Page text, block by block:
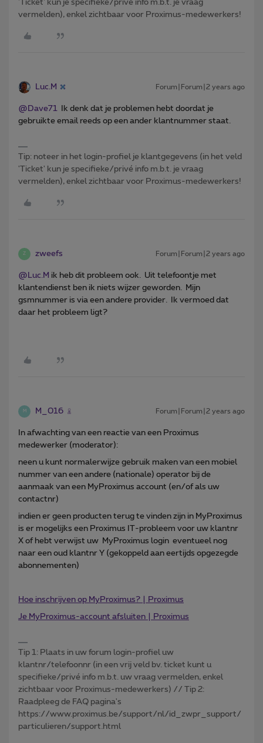
'Ticket' kun je specifieke/privé info m.b.t. je vraag
vermelden), enkel zichtbaar voor Proximus-medewerkers!
Luc.M Forum|Forum|2 years ago
@Dave71
Ik denk dat je problemen hebt doordat je
gebruikte email reeds op een ander klantnummer staat.
Tip: noteer in het login-profiel je klantgegevens (in het veld
'Ticket' kun je specifieke/privé info m.b.t. je vraag
vermelden), enkel zichtbaar voor Proximus-medewerkers!
Z zweefs Forum|Forum|2 years ago
@Luc.M ik heb dit probleem ook. Uit telefoontje met
klantendienst ben ik niets wijzer geworden. Mijn
gsmnummer is via een andere provider. Ik vermoed dat
daar het probleem ligt?
M M_016 Forum|Forum|2 years ago
In afwachting van een reactie van een Proximus
medewerker (moderator):
neen u kunt normalerwijze gebruik maken van een mobiel
nummer van een andere (nationale) operator bij de
aanmaak van een MyProximus account (en/of als uw
contactnr)
indien er geen producten terug te vinden zijn in MyProximus
is er mogelijks een Proximus IT-probleem voor uw klantnr
X of hebt verwijst uw MyProximus login eventueel nog
naar een oud klantnr Y (gekoppeld aan eertijds opgezegde
abonnementen)
Hoe inschrijven op MyProximus? | Proximus
Je MyProximus-account afsluiten | Proximus
Tip 1: Plaats in uw forum login-profiel uw
klantnr/telefoonnr (in een vrij veld bv. ticket kunt u
specifieke/privé info m.b.t. uw vraag vermelden, enkel
zichtbaar voor Proximus-medewerkers) // Tip 2:
Raadpleeg de FAQ pagina's
https://www.proximus.be/support/nl/id_zwpr_support/
particulieren/support.html